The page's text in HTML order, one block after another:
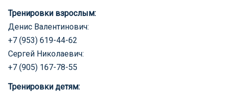
Тренировки взрослым:
Денис Валентинович:
+7 (953) 619-44-62
Сергей Николаевич:
+7 (905) 167-78-55
Тренировки детям: